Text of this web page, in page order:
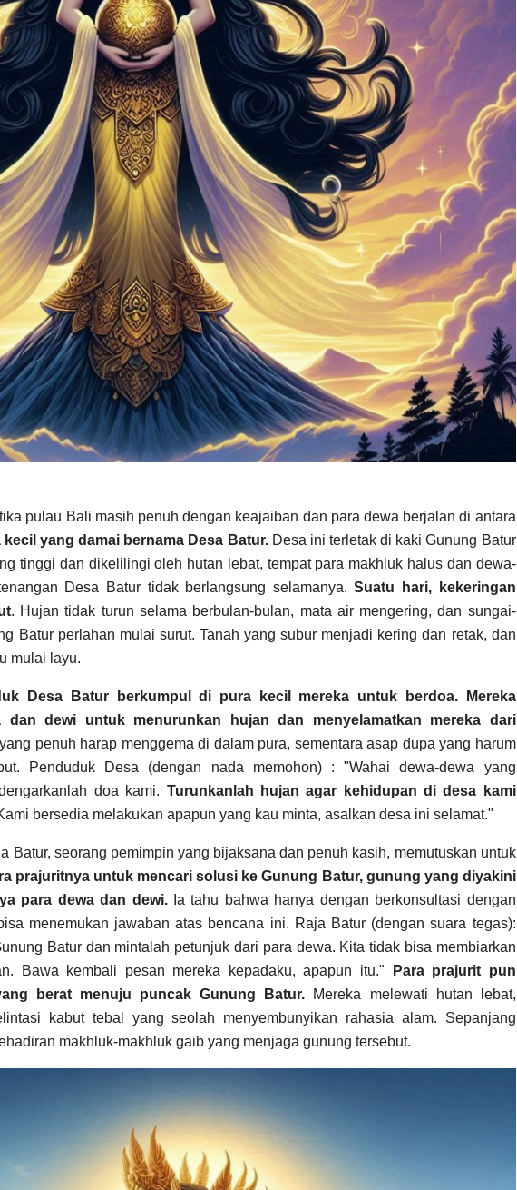
pulau Bali masih penuh dengan keajaiban dan para dewa berjalan di antara
yang damai bernama Desa Batur.Desa ini terletak di kaki Gunung Batur
tinggi dan dikelilingi oleh hutan lebat, tempat para makhluk halus dan dewa-
Desa Batur tidak berlangsung selamanya.Suatu hari, kekeringan
. Hujan tidak turun selama berbulan-bulan, mata air mengering, dan sungai-
Batur perlahan mulai surut. Tanah yang subur menjadi kering dan retak, dan
mulai layu.
Desa Batur berkumpul di pura kecil mereka untuk berdoa.
Mereka
dan dewi untuk menurunkan hujan dan menyelamatkan mereka dari
penuh harap menggema di dalam pura, sementara asap dupa yang harum
Penduduk Desa (dengan nada memohon) : "Wahai dewa-dewa yang
doa kami. Turunkanlah hujan agar kehidupan di desa kami
bersedia melakukan apapun yang kau minta, asalkan desa ini selamat."
Batur, seorang pemimpin yang bijaksana dan penuh kasih, memutuskan untuk
prajuritnya untuk mencari solusi ke Gunung Batur, gunung yang diyakini
para dewa dan dewi. Ia tahu bahwa hanya dengan berkonsultasi dengan
menemukan jawaban atas bencana ini. Raja Batur (dengan suara tegas):
Batur dan mintalah petunjuk dari para dewa. Kita tidak bisa membiarkan
Bawa kembali pesan mereka kepadaku, apapun itu."
Para prajurit pun
berat menuju puncak Gunung Batur. Mereka melewati hutan lebat,
kabut tebal yang seolah menyembunyikan rahasia alam. Sepanjang
makhluk-makhluk gaib yang menjaga gunung tersebut.